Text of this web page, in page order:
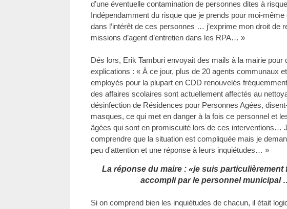
d’une éventuelle contamination de personnes dites à
Indépendamment du risque que je prends pour moi-
dans l’intérêt de ces personnes … j’exprime mon droit de
missions d’agent d’entretien dans les RPA… »
Dés lors, Erik Tamburi envoyait des mails à la mairie pour
explications : « À ce jour, plus de 20 agents communaux
employés pour la plupart en CDD renouvelés
des affaires scolaires sont actuellement affectés au
désinfection de Résidences pour Personnes Agées,
masques, ce qui met en danger à la fois ce personnel et
âgées qui sont en promiscuité lors de ces interventions…
comprendre que la situation est compliquée mais je
peu d'attention et une réponse à leurs inquiétudes… »
La réponse du maire : «je suis particulièrement
accompli par le personnel municipal
Si on comprend bien les inquiétudes de chacun, il était